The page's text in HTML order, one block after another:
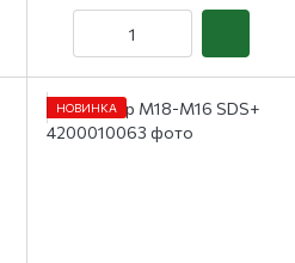
НОВИНКА